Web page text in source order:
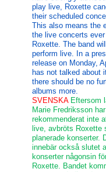
play live, Roxette
their scheduled
This also means the
the live concerts
Roxette. The band
perform live. In a
release on Monday,
has not talked about
there should be no
albums more.
SVENSKA Eftersom
Marie Fredriksson
rekommenderat inte
live, avbröts Roxette
planerade konserter.
innebär också slutet
konserter någonsin
Roxette. Bandet